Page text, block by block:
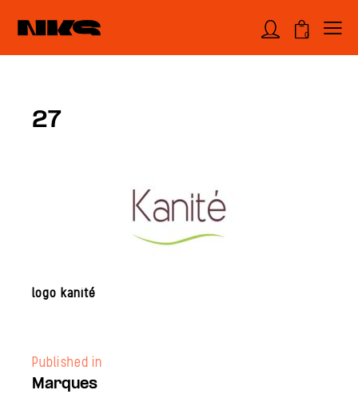
0
27
logo kanité
Published in
Marques